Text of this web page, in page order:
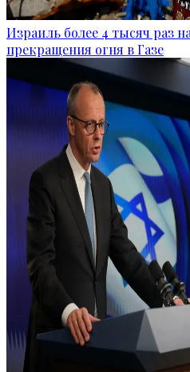
Израиль более 4 тысяч раз
прекращения огня в Газе